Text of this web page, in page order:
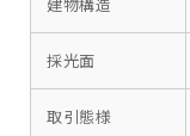
採光面
取引態様